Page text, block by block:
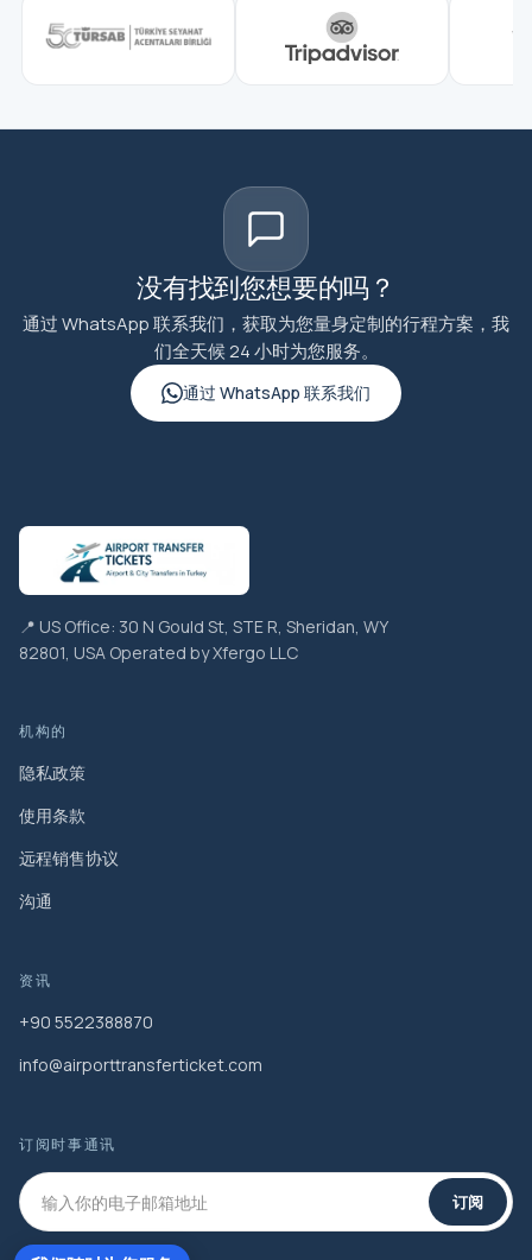
没有找到您想要的吗？
通过 WhatsApp 联系我们，获取为您量身定制的行程方案，我
们全天候 24 小时为您服务。
通过 WhatsApp 联系我们
📍 US Office: 30 N Gould St, STE R, Sheridan, WY
82801, USA Operated by Xfergo LLC
机构的
隐私政策
使用条款
远程销售协议
沟通
资讯
+90 5522388870
info@airporttransferticket.com
订阅时事通讯
订阅